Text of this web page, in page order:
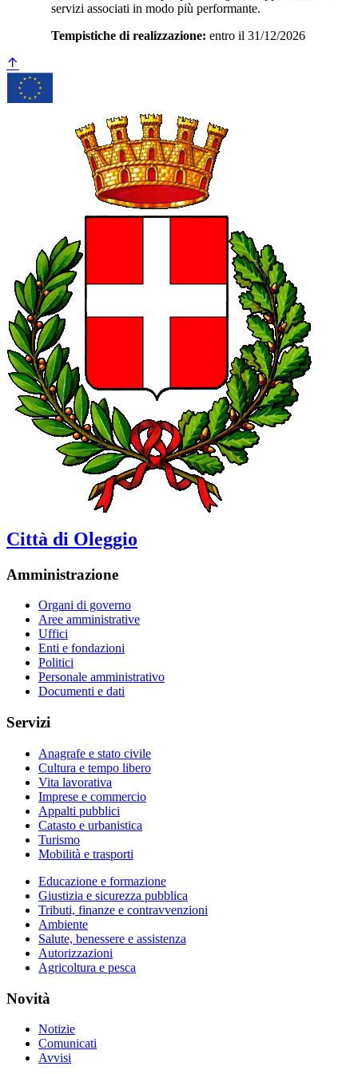
servizi associati in modo più performante.
Tempistiche di realizzazione: entro il 31/12/2026
Città di Oleggio
Amministrazione
Organi di governo
Aree amministrative
Uffici
Enti e fondazioni
Politici
Personale amministrativo
Documenti e dati
Servizi
Anagrafe e stato civile
Cultura e tempo libero
Vita lavorativa
Imprese e commercio
Appalti pubblici
Catasto e urbanistica
Turismo
Mobilità e trasporti
Educazione e formazione
Giustizia e sicurezza pubblica
Tributi, finanze e contravvenzioni
Ambiente
Salute, benessere e assistenza
Autorizzazioni
Agricoltura e pesca
Novità
Notizie
Comunicati
Avvisi